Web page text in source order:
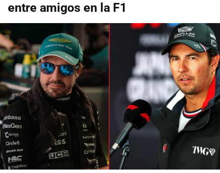
entre amigos en la F1